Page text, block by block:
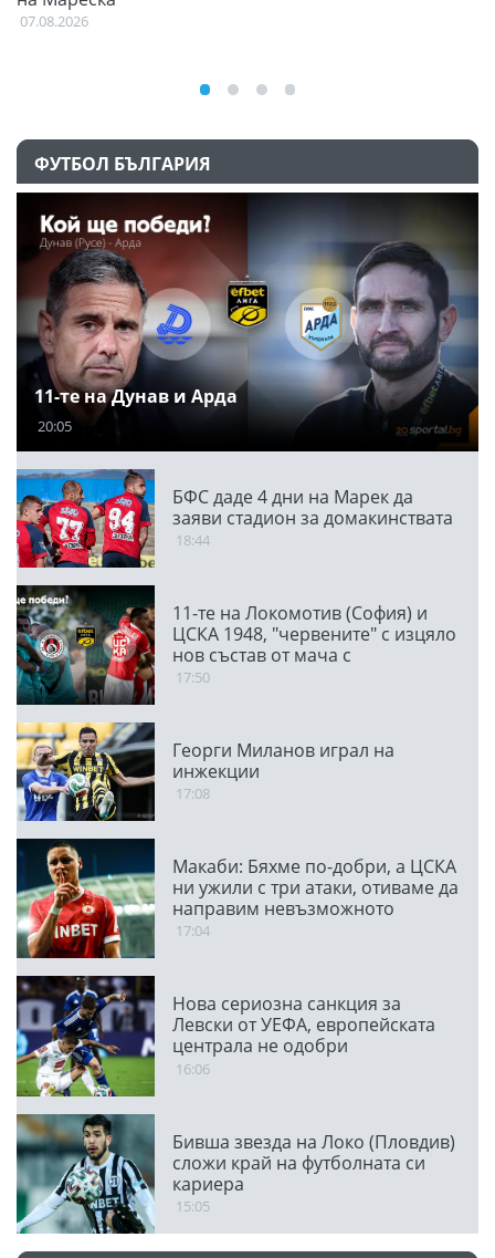
07.08.2026
ФУТБОЛ БЪЛГАРИЯ
11-те на Дунав и Арда
20:05
БФС даде 4 дни на Марек да
заяви стадион за домакинствата
18:44
11-те на Локомотив (София) и
ЦСКА 1948, "червените" с изцяло
нов състав от мача с
Панатинайкос
17:50
Георги Миланов играл на
инжекции
17:08
Макаби: Бяхме по-добри, а ЦСКА
ни ужили с три атаки, отиваме да
направим невъзможното
17:04
Нова сериозна санкция за
Левски от УЕФА, европейската
централа не одобри
транспарант
16:06
Бивша звезда на Локо (Пловдив)
сложи край на футболната си
кариера
15:05